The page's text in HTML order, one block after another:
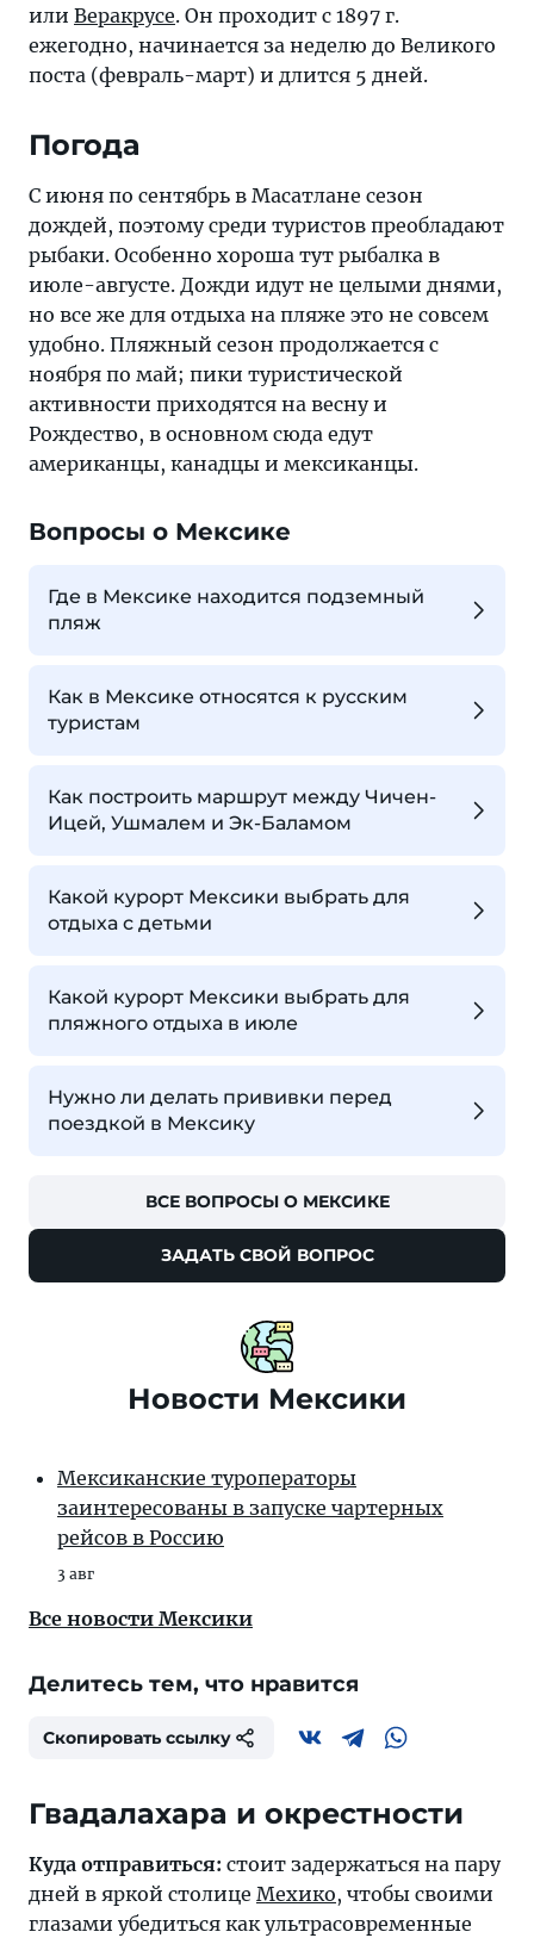
или Веракрусе. Он проходит с 1897 г.
ежегодно, начинается за неделю до Великого
поста (февраль-март) и длится 5 дней.
Погода
С июня по сентябрь в Масатлане сезон
дождей, поэтому среди туристов преобладают
рыбаки. Особенно хороша тут рыбалка в
июле-августе. Дожди идут не целыми днями,
но все же для отдыха на пляже это не совсем
удобно. Пляжный сезон продолжается с
ноября по май; пики туристической
активности приходятся на весну и
Рождество, в основном сюда едут
американцы, канадцы и мексиканцы.
Вопросы о Мексике
Где в Мексике находится подземный
пляж
Как в Мексике относятся к русским
туристам
Как построить маршрут между Чичен-
Ицей, Ушмалем и Эк-Баламом
Какой курорт Мексики выбрать для
отдыха с детьми
Какой курорт Мексики выбрать для
пляжного отдыха в июле
Нужно ли делать прививки перед
поездкой в Мексику
ВСЕ ВОПРОСЫ О МЕКСИКЕ
ЗАДАТЬ СВОЙ ВОПРОС
Новости Мексики
Мексиканские туроператоры
заинтересованы в запуске чартерных
рейсов в Россию
3 авг
Все новости Мексики
Делитесь тем, что нравится
Скопировать ссылку
Гвадалахара и окрестности
Куда отправиться: стоит задержаться на пару
дней в яркой столице Мехико, чтобы своими
глазами убедиться как ультрасовременные